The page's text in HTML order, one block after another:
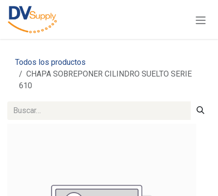
Ir al contenido
Todos los productos
CHAPA SOBREPONER CILINDRO SUELTO SERIE
610